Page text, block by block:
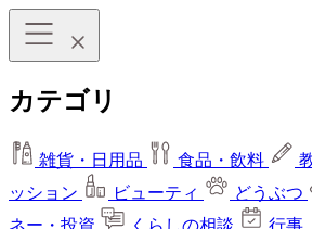
カテゴリ
雑貨・日用品 食品・飲料
ッション
ビューティ どうぶつ
ネー・投資
くらしの相談 行事